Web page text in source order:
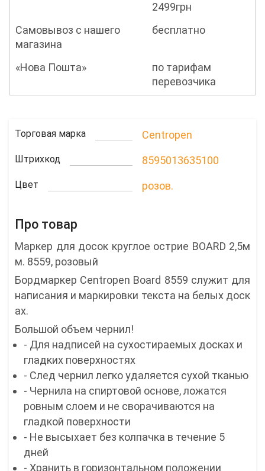
2499грн
Самовывоз с нашего
магазина
бесплатно
«Нова Пошта»
по тарифам
перевозчика
Торговая марка Centropen
Штрихкод 8595013635100
Цвет розов.
Про товар
Маркер для досок круглое острие BOARD 2,5м
м. 8559, розовый
Бордмаркер Centropen Board 8559 служит для
написания и маркировки текста на белых доск
ах.
Большой объем чернил!
- Для надписей на сухостираемых досках и
гладких поверхностях
- След чернил легко удаляется сухой тканью
- Чернила на спиртовой основе, ложатся
ровным слоем и не сворачиваются на
гладкой поверхности
- Не высыхает без колпачка в течение 5
дней
- Хранить в горизонтальном положении